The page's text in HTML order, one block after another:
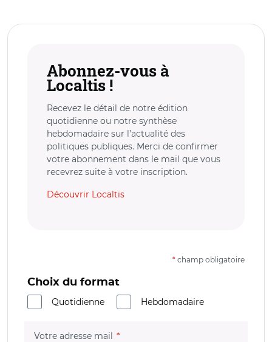
Abonnez-vous à
Localtis !
Recevez le détail de notre édition
quotidienne ou notre synthèse
hebdomadaire sur l’actualité des
politiques publiques. Merci de confirmer
votre abonnement dans le mail que vous
recevrez suite à votre inscription.
Découvrir Localtis
* champ obligatoire
Choix du format
Quotidienne
Hebdomadaire
Votre adresse mail (champ obligatoire)